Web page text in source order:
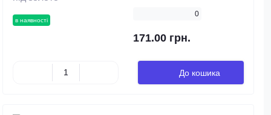
в наявності
0
171.00 грн.
До кошика